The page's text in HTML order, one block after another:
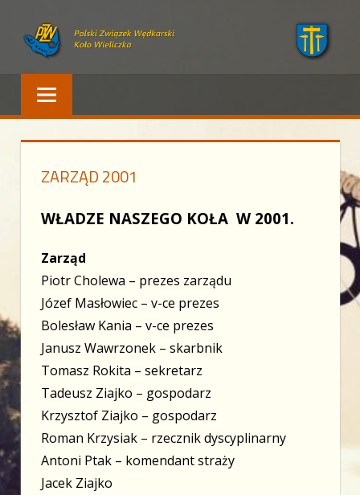
content
Polski Związek Wędkarski – Wieliczka
ZARZĄD 2001
WŁADZE NASZEGO KOŁA W 2001.
Zarząd
Piotr Cholewa – prezes zarządu
Józef Masłowiec – v-ce prezes
Bolesław Kania – v-ce prezes
Janusz Wawrzonek – skarbnik
Tomasz Rokita – sekretarz
Tadeusz Ziajko – gospodarz
Krzysztof Ziajko – gospodarz
Roman Krzysiak – rzecznik dyscyplinarny
Antoni Ptak – komendant straży
Jacek Ziajko